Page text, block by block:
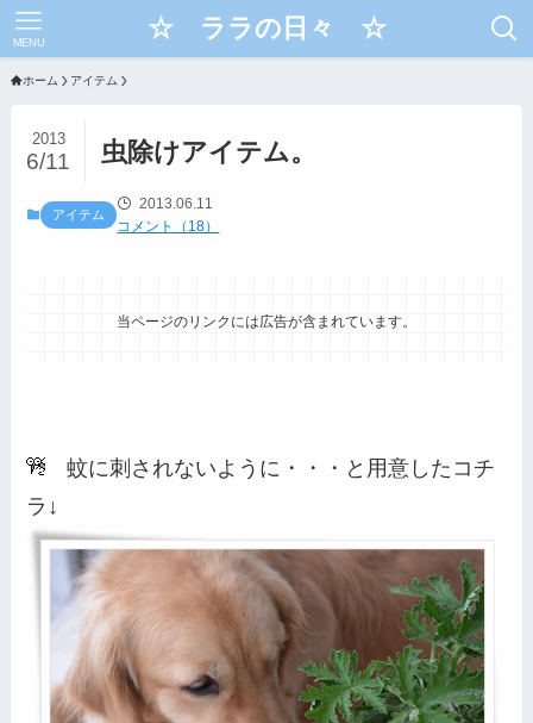
☆ ララの日々 ☆
MENU
ホーム アイテム
虫除けアイテム。
2013
6/11
アイテム
2013.06.11
コメント（18）
当ページのリンクには広告が含まれています。
蚊に刺されないように・・・と用意したコチ
ラ ↓